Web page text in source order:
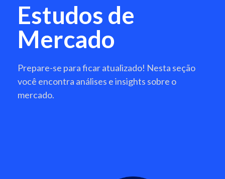
Estudos de
Mercado
Prepare-se para ficar atualizado! Nesta seção
você encontra análises e insights sobre o
mercado.